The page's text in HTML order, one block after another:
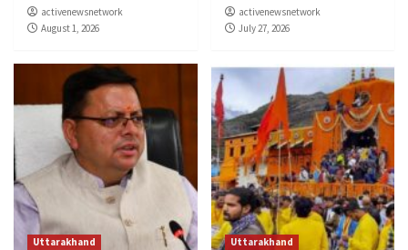
activenewsnetwork
August 1, 2026
activenewsnetwork
July 27, 2026
Uttarakhand Uttarakhand